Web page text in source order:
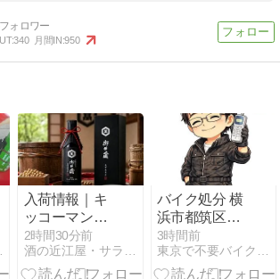
340 月間IN:950
写真>
入荷情報｜キ
ッコーマン御
用蔵しょう油
のお土
産。。。帰省
2時間30分前
酒の近江屋・サラダ館・ハートランド通販のとほほ日記！
バイク処分 横
浜市都筑区｜
原付・スクー
ター即回収
【バイク回収
3時間前
東京で不要バイク処分はＢＵＭアズウイング